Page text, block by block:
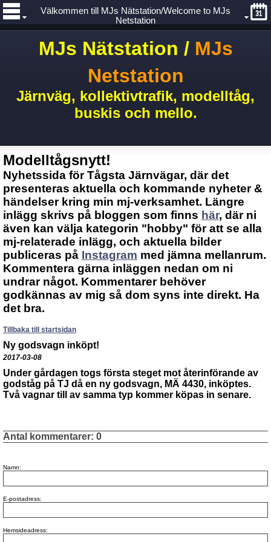
MJs Nätstation /MJs
Netstation
Järnväg, kollektivtrafik, modelltåg,
buskis och mello.
Välkommen till MJs Nätstation/Welcome to MJs
Netstation
Modelltågsnytt!
Nyhetssida för Tågsta Järnvägar, där det
presenteras aktuella och kommande nyheter &
händelser kring min mj-verksamhet. Längre
inlägg skrivs på bloggen som finns här, där ni
även kan välja kategorin "hobby" för att se alla
mj-relaterade inlägg, och aktuella bilder
publiceras på Instagram med jämna mellanrum.
Kommentera gärna inläggen nedan om ni
undrar något. Kommentarer behöver
godkännas av mig så dom syns inte direkt. Ha
det bra.
Tillbaka till startsidan
Ny godsvagn inköpt!
2017-03-08
Under gårdagen togs första steget mot återinförande av
godståg på TJ då en ny godsvagn, MÄ 4430, inköptes.
Två vagnar till av samma typ kommer köpas in senare.
Antal kommentarer: 0
Namn:
E-postadress:
Hemsideadress: